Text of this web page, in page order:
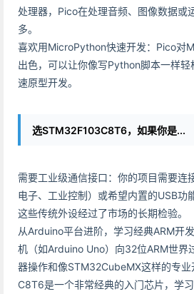
处理器，Pico在处理音频、图像数据或
多。
喜欢用MicroPython快速开发：Pico对
出色，可以让你像写Python脚本一样
速原型开发。
选STM32F103C8T6，如果你是...
需要工业级通信接口：你的项目需要连
电子、工业控制）或希望内置的USB功
这些传统外设经过了市场的长期检验。
从Arduino平台进阶，学习经典ARM开
机（如Arduino Uno）向32位ARM世界
器操作和像STM32CubeMX这样的专
C8T6是一个非常经典的入门芯片，学习